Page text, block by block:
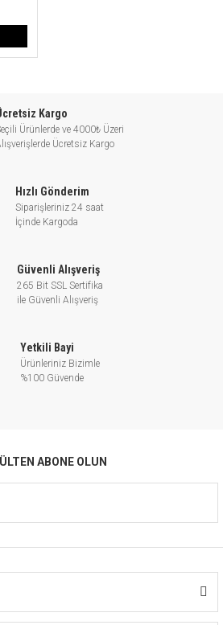
Kargo
Ürünlerde ve 4000₺ Üzeri
Ücretsiz Kargo
Hızlı Gönderim
Siparişleriniz 24 saat
İçinde Kargoda
Güvenli Alışveriş
265 Bit SSL Sertifika
ile Güvenli Alışveriş
Yetkili Bayi
Ürünleriniz Bizimle
%100 Güvende
ABONE OLUN